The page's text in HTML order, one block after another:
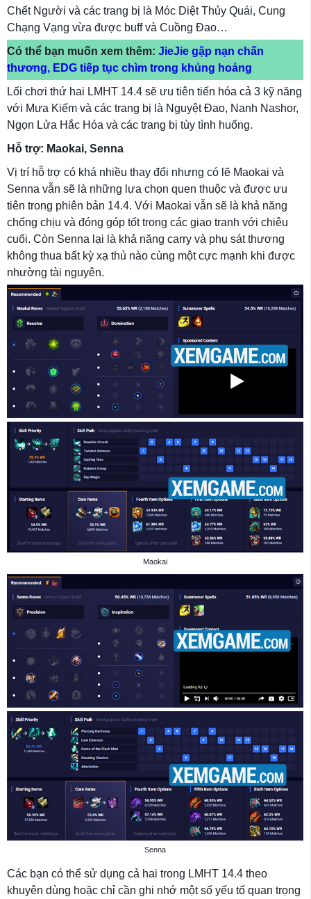
Chết Người và các trang bị là Móc Diệt Thủy Quái, Cung
Chạng Vạng vừa được buff và Cuồng Đao…
Có thể bạn muốn xem thêm: JieJie gặp nạn chấn
thương, EDG tiếp tục chìm trong khủng hoảng
Lối chơi thứ hai LMHT 14.4 sẽ ưu tiên tiến hóa cả 3 kỹ năng
với Mưa Kiếm và các trang bị là Nguyệt Đao, Nanh Nashor,
Ngọn Lửa Hắc Hóa và các trang bị tùy tình huống.
Hỗ trợ: Maokai, Senna
Vị trí hỗ trợ có khá nhiều thay đổi nhưng có lẽ Maokai và
Senna vẫn sẽ là những lựa chọn quen thuộc và được ưu
tiên trong phiên bản 14.4. Với Maokai vẫn sẽ là khả năng
chống chịu và đóng góp tốt trong các giao tranh với chiêu
cuối. Còn Senna lại là khả năng carry và phụ sát thương
không thua bất kỳ xạ thủ nào cùng một cực mạnh khi được
nhường tài nguyên.
Maokai
Senna
Các bạn có thể sử dụng cả hai trong LMHT 14.4 theo
khuyên dùng hoặc chỉ cần ghi nhớ một số yếu tố quan trọng